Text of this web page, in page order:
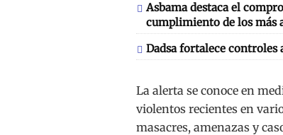
Asbama destaca el
cumplimiento de los más
Dadsa fortalece
La alerta se conoce en
violentos recientes en
masacres, amenazas y